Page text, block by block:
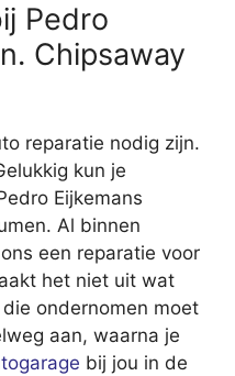
Pedro
Chipsaway
reparatie nodig zijn.
kun je
Eijkemans
Al binnen
een reparatie voor
het niet uit wat
ondernomen moet
aan, waarna je
bij jou in de